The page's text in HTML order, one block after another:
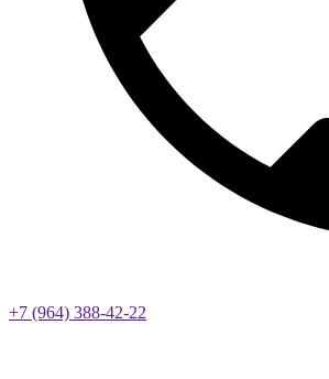
+7 (964) 388-42-22